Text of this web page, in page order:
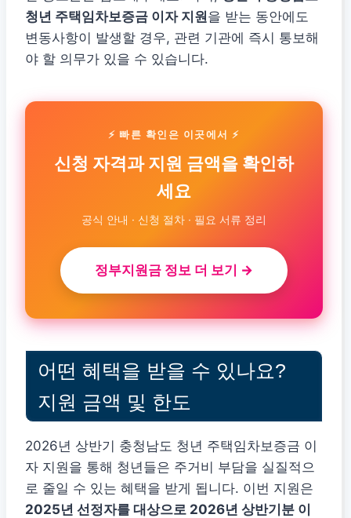
청년 주택임차보증금 이자 지원을 받는 동안에도
변동사항이 발생할 경우, 관련 기관에 즉시 통보해
야 할 의무가 있을 수 있습니다.
⚡ 빠른 확인은 이곳에서 ⚡
신청 자격과 지원 금액을 확인하
세요
공식 안내 · 신청 절차 · 필요 서류 정리
정부지원금 정보 더 보기 →
어떤 혜택을 받을 수 있나요?
지원 금액 및 한도
2026년 상반기 충청남도 청년 주택임차보증금 이
자 지원을 통해 청년들은 주거비 부담을 실질적으
로 줄일 수 있는 혜택을 받게 됩니다. 이번 지원은
2025년 선정자를 대상으로 2026년 상반기분 이